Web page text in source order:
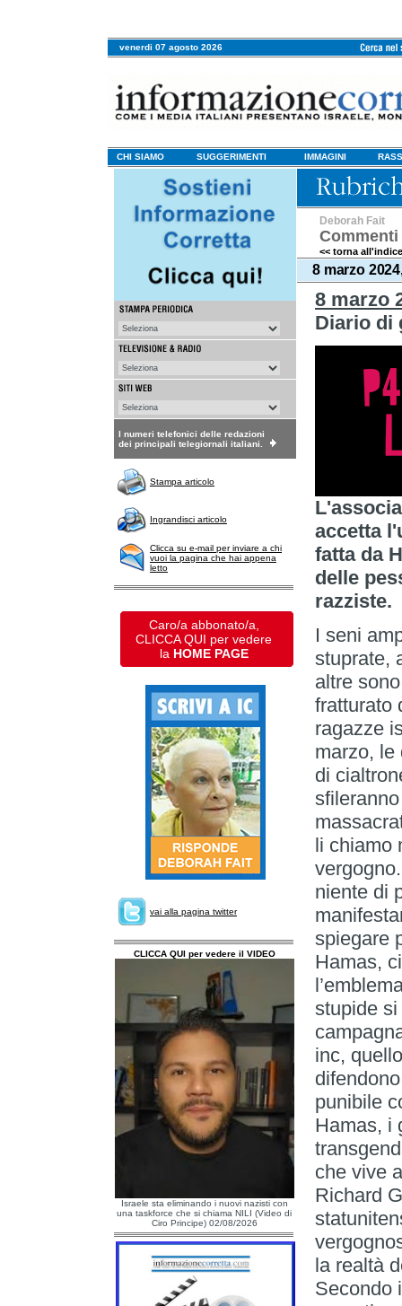
venerdi 07 agosto 2026
CHI SIAMO SUGGERIMENTI IMMAGINI
I numeri telefonici delle redazioni
dei principali telegiornali italiani.
Stampa articolo
Ingrandisci articolo
Clicca su e-mail per inviare a chi
vuoi la pagina che hai appena
letto
Caro/a abbonato/a,
CLICCA QUI per vedere
la HOME PAGE
vai alla pagina twitter
CLICCA QUI per vedere il VIDEO
Israele sta eliminando i nuovi nazisti con
una taskforce che si chiama NILI (Video di
Ciro Principe) 02/08/2026
Deborah Fait
<< torna
8 marzo
8 marzo
Diario di
accetta
fatta da
delle
razziste.
I seni
stuprate,
altre
fratturato
ragazze
marzo, le
di
li chiamo
niente di
spiegare
Hamas,
stupide
inc,
punibile
Hamas, i
che vive
Richard
la realtà
Secondo